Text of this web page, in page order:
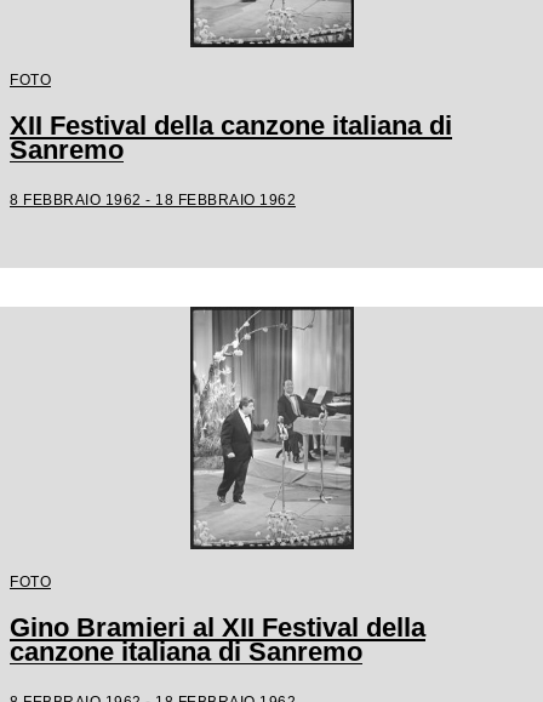
FOTO
XII Festival della canzone italiana di
Sanremo
8 FEBBRAIO 1962 - 18 FEBBRAIO 1962
FOTO
Gino Bramieri al XII Festival della
canzone italiana di Sanremo